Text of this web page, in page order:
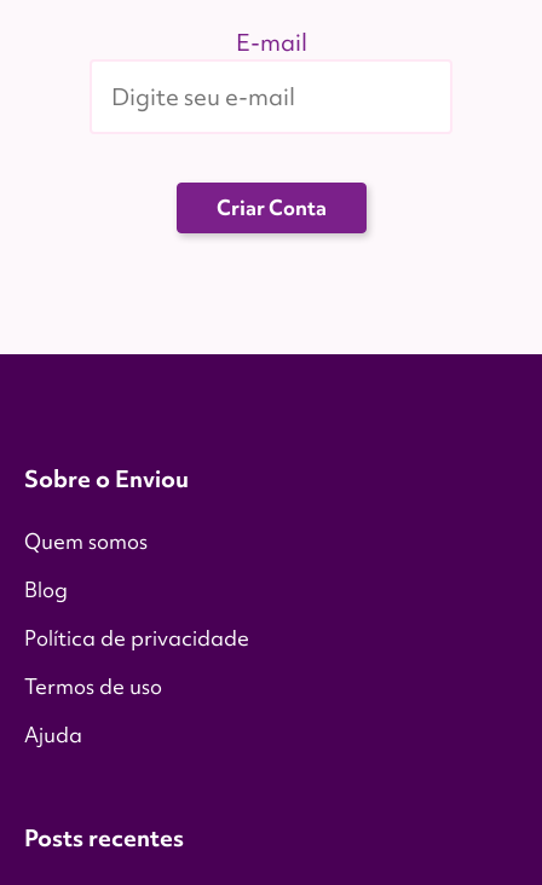
E-mail
Criar Conta
Sobre o Enviou
Quem somos
Blog
Política de privacidade
Termos de uso
Ajuda
Posts recentes